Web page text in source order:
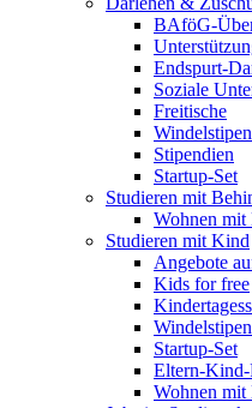
BAföG-
Endspurt-
Soziale
Freitische
Stipendien
Startup-Set
Studieren mit
Wohnen mit
Studieren mit Kind
Angebote
Kids for free
Startup-Set
Eltern-
Wohnen